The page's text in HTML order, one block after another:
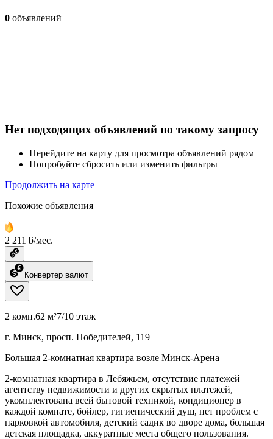
0 объявлений
Нет подходящих объявлений по такому запросу
Перейдите на карту для просмотра объявлений рядом
Попробуйте сбросить или изменить фильтры
Продолжить на карте
Похожие объявления
2 211 ƃ/мес.
Конвертер валют
2 комн.62 м²7/10 этаж
г. Минск, просп. Победителей, 119
Большая 2-комнатная квартира возле Минск-Арена
2-комнатная квартира в Лебяжьем, отсутствие платежей
агентству недвижимости и других скрытых платежей,
укомплектована всей бытовой техникой, кондиционер в
каждой комнате, бойлер, гигиенический душ, нет проблем с
парковкой автомобиля, детский садик во дворе дома, большая
детская площадка, аккуратные места общего пользования.